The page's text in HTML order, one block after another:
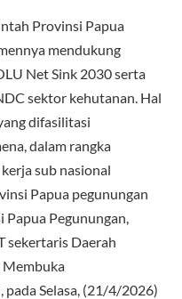
Provinsi Papua
mendukung
Net Sink 2030 serta
sektor kehutanan. Hal
difasilitasi
dalam rangka
sub nasional
Papua pegunungan
Pegunungan,
sekertaris Daerah
Membuka
Selasa, (21/4/2026)